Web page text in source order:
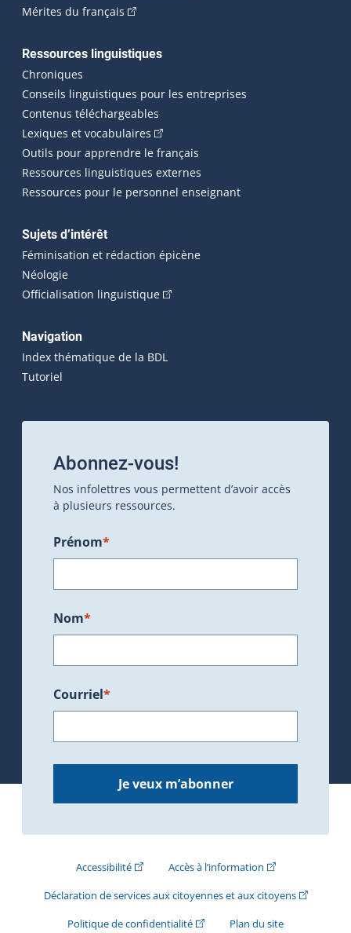
Mérites du français (Cet hyperlien externe s'ouvrira dans une
Ressources linguistiques
Chroniques
Conseils linguistiques pour les entreprises
Contenus téléchargeables
Lexiques et vocabulaires (Cet hyperlien externe s'ouvrira
Outils pour apprendre le français
Ressources linguistiques externes
Ressources pour le personnel enseignant
Sujets d’intérêt
Féminisation et rédaction épicène
Néologie
Officialisation linguistique(Cet hyperlien externe s'ouvrira
Navigation
Index thématique de la BDL
Tutoriel
Abonnez-vous!
Nos infolettres vous permettent d’avoir accès
à plusieurs ressources.
Prénom*
Nom*
Courriel*
Je veux m’abonner
Accessibilité(Cet hyperlien externe s'ouvrira dans une
Accès à l’information(Cet hyperlien
Déclaration de services aux citoyennes et aux citoyens(Cet
Politique de confidentialité(Cet hyperlien externe s'ouvrira
Plan du site